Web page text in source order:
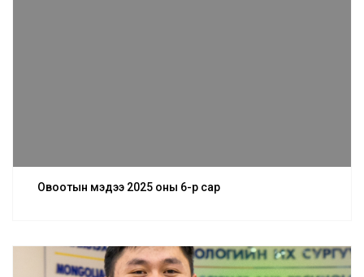
Овоотын мэдээ 2025 оны 6-р сар